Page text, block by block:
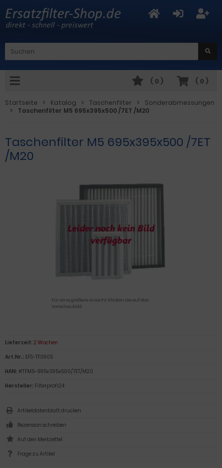
( 0 )
( 0 )
Startseite Katalog Taschenfilter
Sonderabmessungen
Taschenfilter M5 695x395x500 /7ET /M20
Taschenfilter M5 695x395x500 /7ET
/M20
Für eine größere Ansicht klicken Sie auf das
Vorschaubild
Lieferzeit: 2 Wochen
Art.Nr.: EFS-TF0905
HAN: #TFM5-695x395x500/7ET/M20
Hersteller: Filterprofi24
Artikeldatenblatt drucken
Rezension schreiben
Frage zu Artikel